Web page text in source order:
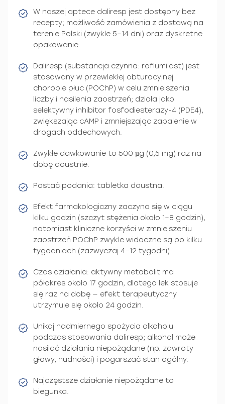
W naszej aptece daliresp jest dostępny bez
recepty; możliwość zamówienia z dostawą na
terenie Polski (zwykle 5–14 dni) oraz dyskretne
opakowanie.
Daliresp (substancja czynna: roflumilast) jest
stosowany w przewlekłej obturacyjnej
chorobie płuc (POChP) w celu zmniejszenia
liczby i nasilenia zaostrzeń; działa jako
selektywny inhibitor fosfodiesterazy-4 (PDE4),
zwiększając cAMP i zmniejszając zapalenie w
drogach oddechowych.
Zwykłe dawkowanie to 500 µg (0,5 mg) raz na
dobę doustnie.
Postać podania: tabletka doustna.
Efekt farmakologiczny zaczyna się w ciągu
kilku godzin (szczyt stężenia około 1–8 godzin),
natomiast kliniczne korzyści w zmniejszeniu
zaostrzeń POChP zwykle widoczne są po kilku
tygodniach (zazwyczaj 4–12 tygodni).
Czas działania: aktywny metabolit ma
półokres około 17 godzin, dlatego lek stosuje
się raz na dobę — efekt terapeutyczny
utrzymuje się około 24 godzin.
Unikaj nadmiernego spożycia alkoholu
podczas stosowania daliresp; alkohol może
nasilać działania niepożądane (np. zawroty
głowy, nudności) i pogarszać stan ogólny.
Najczęstsze działanie niepożądane to
biegunka.